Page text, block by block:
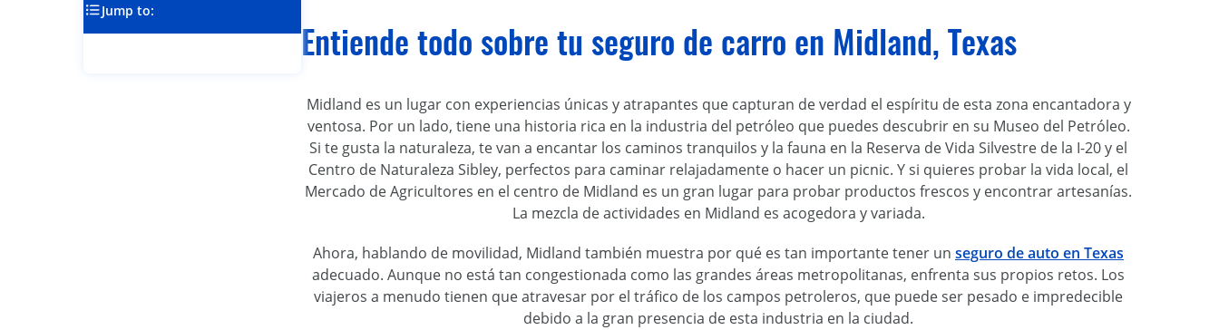
Jump to:
Entiende todo sobre tu seguro de carro en Midland, Texas
Midland es un lugar con experiencias únicas y atrapantes que capturan de verdad el espíritu de esta zona encantadora y
ventosa. Por un lado, tiene una historia rica en la industria del petróleo que puedes descubrir en su Museo del Petróleo.
Si te gusta la naturaleza, te van a encantar los caminos tranquilos y la fauna en la Reserva de Vida Silvestre de la I-20 y el
Centro de Naturaleza Sibley, perfectos para caminar relajadamente o hacer un picnic. Y si quieres probar la vida local, el
Mercado de Agricultores en el centro de Midland es un gran lugar para probar productos frescos y encontrar artesanías.
La mezcla de actividades en Midland es acogedora y variada.
Ahora, hablando de movilidad, Midland también muestra por qué es tan importante tener un seguro de auto en Texas
adecuado. Aunque no está tan congestionada como las grandes áreas metropolitanas, enfrenta sus propios retos. Los
viajeros a menudo tienen que atravesar por el tráfico de los campos petroleros, que puede ser pesado e impredecible
debido a la gran presencia de esta industria en la ciudad.